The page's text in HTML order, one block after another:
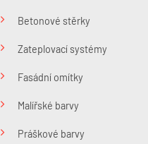
Betonové stěrky
Zateplovací systémy
Fasádní omítky
Malířské barvy
Práškové barvy